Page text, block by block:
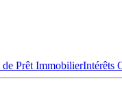
Prêt ImmobilierIntérêts